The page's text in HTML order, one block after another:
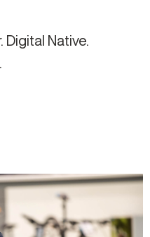
Native.